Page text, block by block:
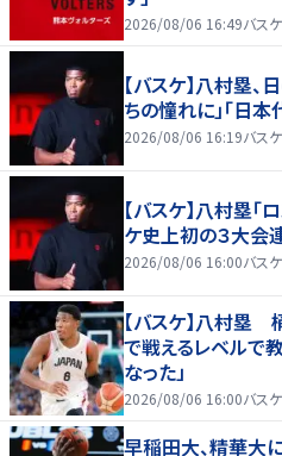
2026/08/06 16:49バスケ
【バスケ】八村塁
ちの憧れに」「日
2026/08/06 16:19バスケ
【バスケ】八村塁
ケ史上初の３大会
2026/08/06 16:00バスケ
【バスケ】八村塁
で戦えるレベルで
なった」
2026/08/06 16:00バスケ
早稲田大、精華大